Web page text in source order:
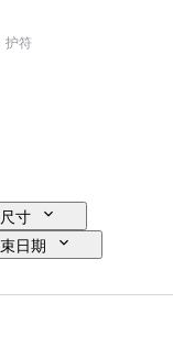
护符
尺寸
日期